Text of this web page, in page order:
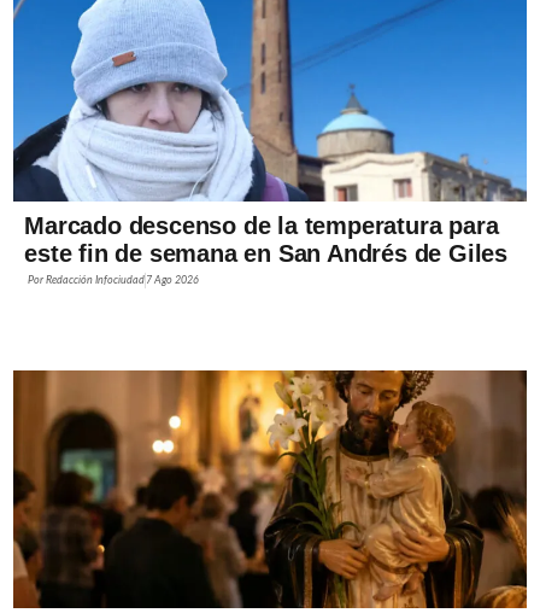
Marcado descenso de la temperatura para
este fin de semana en San Andrés de Giles
PorRedacción Infociudad 7 Ago 2026